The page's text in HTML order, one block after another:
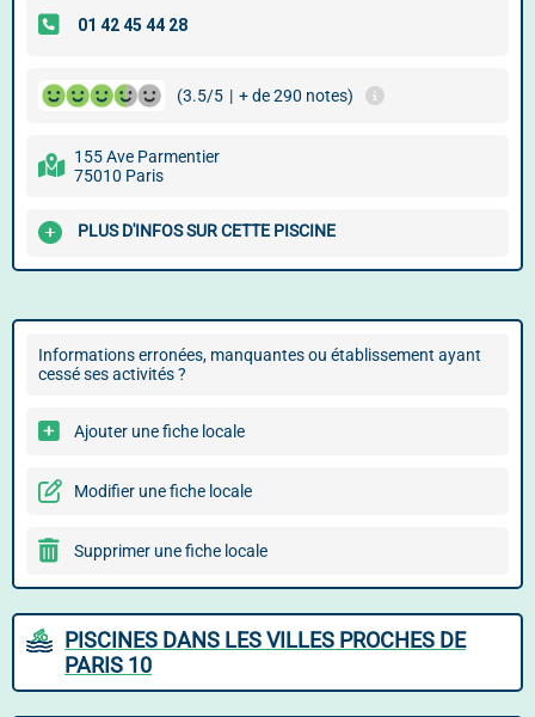
(3.5/5 | + de 290 notes)
155 Ave Parmentier
75010 Paris
PLUS D'INFOS SUR CETTE PISCINE
Informations erronées, manquantes ou établissement ayant
cessé ses activités ?
Ajouter une fiche locale
Modifier une fiche locale
Supprimer une fiche locale
PISCINES DANS LES VILLES PROCHES DE
PARIS 10